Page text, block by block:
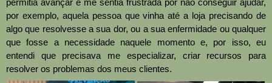
permitia avançar e me sentia frustrada por não conseguir ajudar,
por exemplo, aquela pessoa que vinha até a loja precisando de
algo que resolvesse a sua dor, ou a sua enfermidade ou qualquer
que fosse a necessidade naquele momento e, por isso, eu
entendi que precisava me especializar, criar recursos para
resolver os problemas dos meus clientes.